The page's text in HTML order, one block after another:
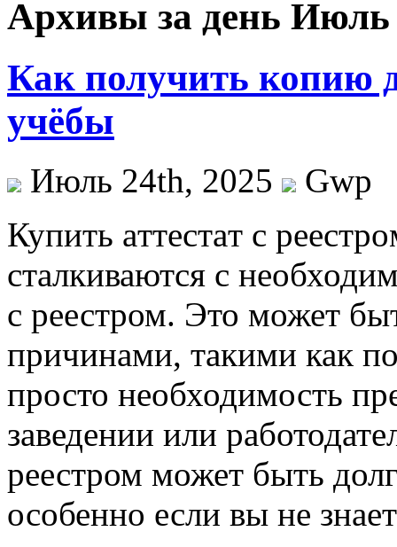
Архивы за день Июль
Как получить копию
учёбы
Июль 24th, 2025
Gwp
Купить aттeстaт с
сталкиваются с
с реестром. Это может
причинами, такими как
просто необходимость
заведении или
реестром может быть
особенно если вы не